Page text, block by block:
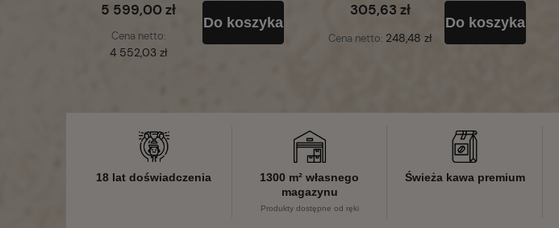
5 599,00 zł
Cena netto:
4 552,03 zł
Do koszyka
305,63 zł
Cena netto: 248,48 zł
Do koszyka
18 lat doświadczenia
1300 m² własnego
magazynu
Produkty dostępne od ręki
Świeża kawa premium